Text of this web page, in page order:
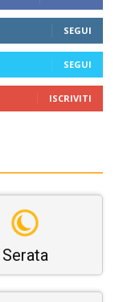
SEGUI
SEGUI
ISCRIVITI
Serata